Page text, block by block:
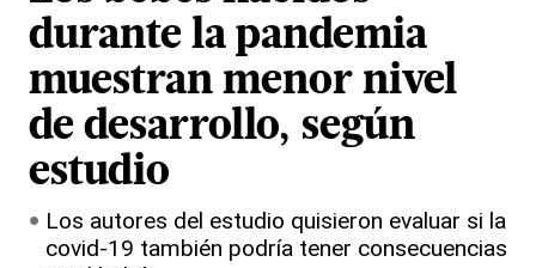
durante la pandemia
muestran menor nivel
de desarrollo, según
estudio
Los autores del estudio quisieron evaluar si la
covid-19 también podría tener consecuencias